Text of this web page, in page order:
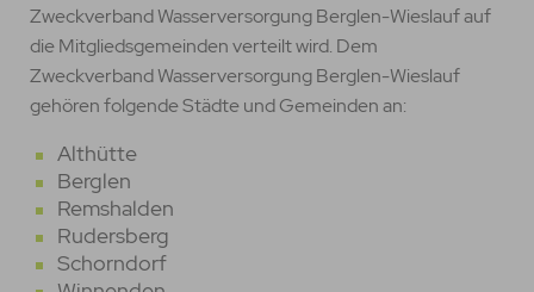
Zweckverband Wasserversorgung Berglen-Wieslauf auf
die Mitgliedsgemeinden verteilt wird. Dem
Zweckverband Wasserversorgung Berglen-Wieslauf
gehören folgende Städte und Gemeinden an:
Althütte
Berglen
Remshalden
Rudersberg
Schorndorf